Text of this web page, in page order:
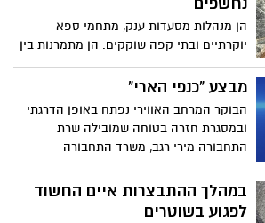
הן מנהלות מסעדות ענק, מתחמי ספא
יוקרתיים ובתי קפה שוקקים. הן מתמרנות בין
הורות לקריירה, נאבקות בסטיגמות של עולם
העסקים ומוכיחות שניהול נשי הוא לא רק
הבינלאומי שחל היום (8.3), יצאנו לפגוש את
מבצע "כנפי הארי"
הבוקר המרחב האווירי נפתח באופן הדרגתי
ובמסגרת חזרה בטוחה שמובילה שרת
התחבורה מירי רגב, משרד התחבורה
ושירות לישראלים השוהים בחו"ל המבקשים
לשוב ארצה
במהלך ההתבצרות איים החשוד
לפגוע בשוטרים